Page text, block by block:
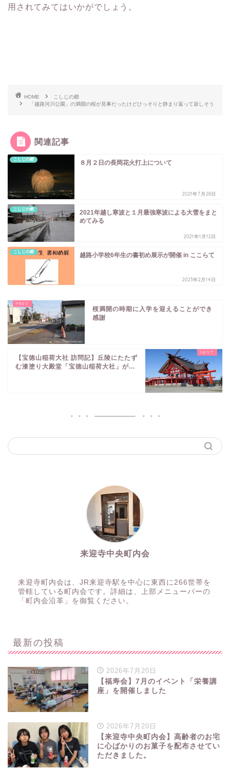
用されてみてはいかがでしょう。
HOME
こしじの郷
「越路河川公園」の満開の桜が見事だったけどひっそりと静まり返って寂しそう
関連記事
こしじの郷 ８月２日の長岡花火打上について
2021年7月28日
こしじの郷
2021年越し寒波と１月最強寒波による大雪をまと
めてみる
2021年1月12日
こしじの郷 越路小学校6年生の書初め展示が開催 in ここらて
2023年2月14日
桜満開の時期に入学を迎えることができ
感謝
【宝徳山稲荷大社 訪問記】丘陵にたたず
む漆塗り大殿堂「宝徳山稲荷大社」が...
来迎寺中央町内会
来迎寺町内会は、JR来迎寺駅を中心に東西に266世帯を
管轄している町内会です。詳細は、上部メニューバーの
「町内会沿革」を御覧ください。
最新の投稿
2026年7月20日
【福寿会】7月のイベント「栄養講
座」を開催しました
2026年7月20日
【来迎寺中央町内会】高齢者のお宅
に心ばかりのお菓子を配布させてい
ただきました。